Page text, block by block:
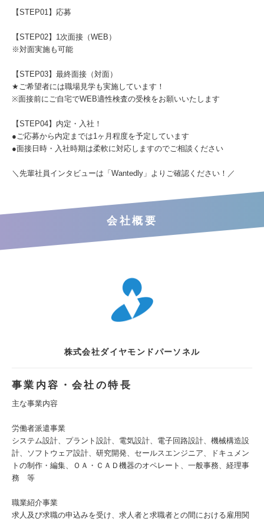
【STEP01】応募
【STEP02】1次面接（WEB）
※対面実施も可能
【STEP03】最終面接（対面）
★ご希望者には職場見学も実施しています！
※面接前にご自宅でWEB適性検査の受検をお願いいたします
【STEP04】内定・入社！
●ご応募から内定までは1ヶ月程度を予定しています
●面接日時・入社時期は柔軟に対応しますのでご相談ください
＼先輩社員インタビューは「Wantedly」よりご確認ください！／
会社概要
株式会社ダイヤモンドパーソネル
事業内容・会社の特長
主な事業内容
労働者派遣事業
システム設計、プラント設計、電気設計、電子回路設計、機械構造設
計、ソフトウェア設計、研究開発、セールスエンジニア、ドキュメン
トの制作・編集、ＯＡ・ＣＡＤ機器のオペレート、一般事務、経理事
務 等
職業紹介事業
求人及び求職の申込みを受け、求人者と求職者との間における雇用関